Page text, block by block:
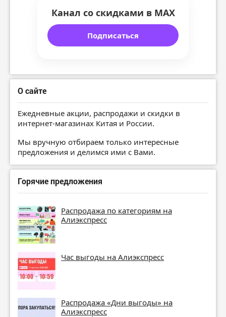
Канал со скидками в MAX
Подписаться
О сайте
Ежедневные акции, распродажи и скидки в
интернет-магазинах Китая и России.
Мы вручную отбираем только интересные
предложения и делимся ими с Вами.
Горячие предложения
Распродажа по категориям на
Алиэкспресс
Час выгоды на Алиэкспресс
Распродажа «Дни выгоды» на
Алиэкспресс